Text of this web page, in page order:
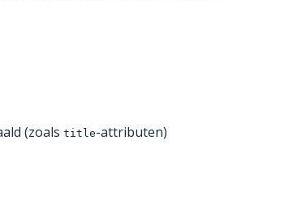
(zoals title-attributen)